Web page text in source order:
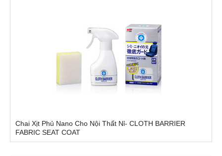
Chai Xịt Phủ Nano Cho Nội Thất Nỉ- CLOTH BARRIER
FABRIC SEAT COAT